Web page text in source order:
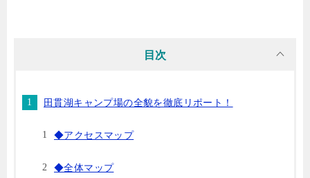
目次
田貫湖キャンプ場の全貌を徹底リポート！
◆アクセスマップ
◆全体マップ